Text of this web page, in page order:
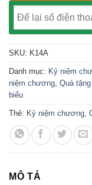
SKU: K14A
Danh mục: Kỷ niệm
niệm chương, Quà
biểu
Thẻ: Kỷ niệm chương,
MÔ TẢ